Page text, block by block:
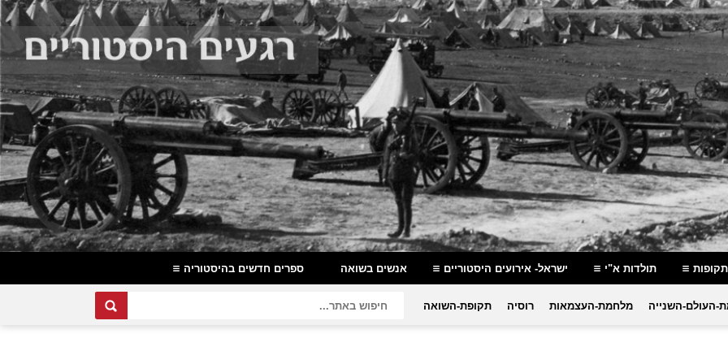
תקופות תולדות א"י ישראל- אירועים היסטוריים אנשים בשואה ספרים חדשים בהיסטוריה
העולם-השנייה מלחמת-העצמאות רוסיה תקופת-השואה